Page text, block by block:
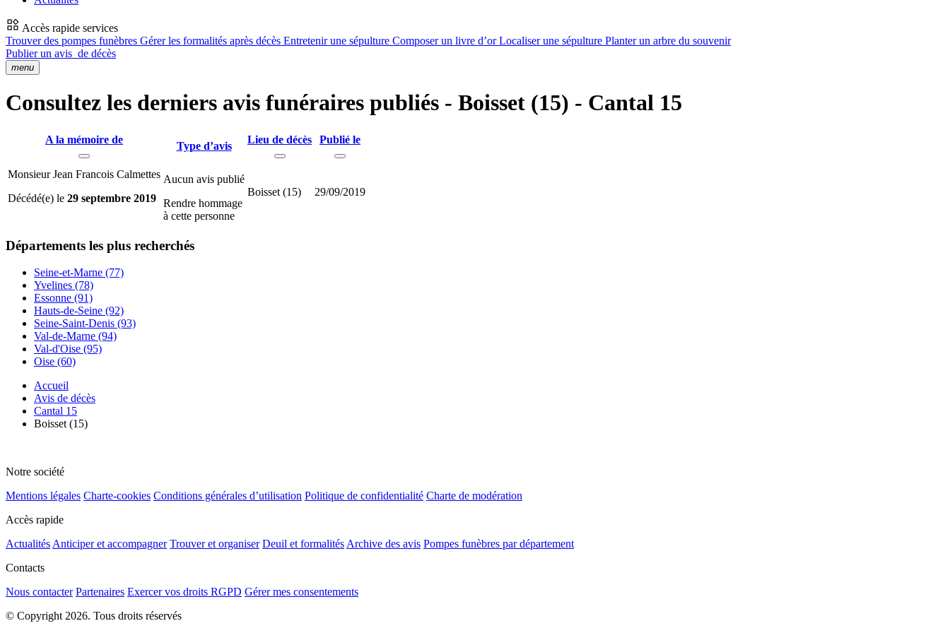
Accès rapide services
Trouver des pompes funèbres Gérer les formalités après décès Entretenir une sépulture Composer un livre d’orLocaliser une sépulture Planter un arbre du souvenir
Publier un avis de décès
menu
Consultez les derniers avis funéraires publiés - Boisset (15) - Cantal 15
A la mémoire de
Type d’avis
Lieu de décès Publié le
Monsieur Jean Francois Calmettes
Décédé(e) le 29 septembre 2019
Aucun avis publié
Rendre hommage
à cette personne
Boisset (15) 29/09/2019
Départements les plus recherchés
Seine-et-Marne (77)
Yvelines (78)
Essonne (91)
Hauts-de-Seine (92)
Seine-Saint-Denis (93)
Val-de-Marne (94)
Val-d'Oise (95)
Oise (60)
Accueil
Avis de décès
Cantal 15
Boisset (15)
Notre société
Mentions légales Charte-cookies Conditions générales d’utilisation Politique de confidentialité Charte de modération
Accès rapide
Actualités Anticiper et accompagner Trouver et organiser Deuil et formalités Archive des avis Pompes funèbres par département
Contacts
Nous contacter Partenaires Exercer vos droits RGPD Gérer mes consentements
© Copyright 2026. Tous droits réservés